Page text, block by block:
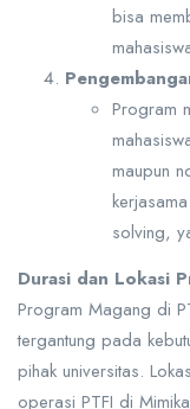
bisa
Program
maupun
solving,
Durasi dan Lokasi
Program Magang di
tergantung pada
pihak universitas.
operasi PTFI di